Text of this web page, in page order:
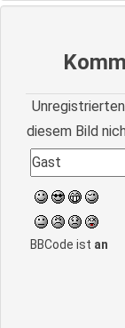
diesem Bild
BBCode ist an